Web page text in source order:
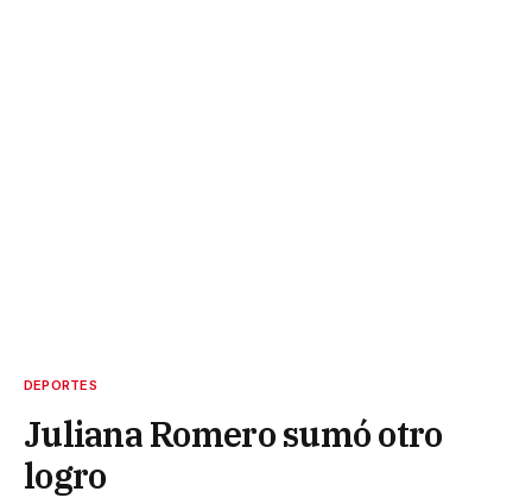
DEPORTES
Juliana Romero sumó otro
logro